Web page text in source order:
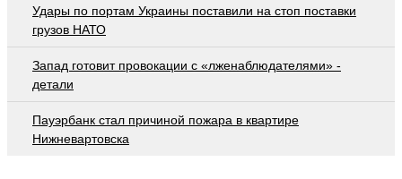
Удары по портам Украины поставили на стоп поставки
грузов НАТО
Запад готовит провокации с «лженаблюдателями» -
детали
Пауэрбанк стал причиной пожара в квартире
Нижневартовска